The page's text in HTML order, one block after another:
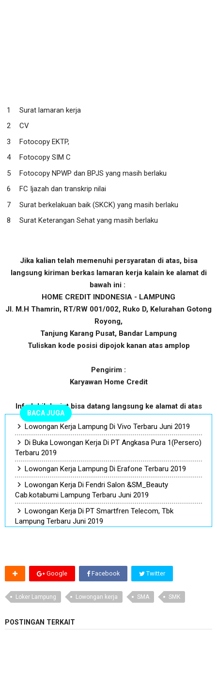
Surat lamaran kerja
CV
Fotocopy EKTP,
Fotocopy SIM C
Fotocopy NPWP dan BPJS yang masih berlaku
FC Ijazah dan transkrip nilai
Surat berkelakuan baik (SKCK) yang masih berlaku
Surat Keterangan Sehat yang masih berlaku
Jika kalian telah memenuhi persyaratan di atas, bisa
langsung kiriman berkas lamaran kerja kalain ke alamat di
bawah ini :
HOME CREDIT INDONESIA - LAMPUNG
Jl. M.H Thamrin, RT/RW 001/002, Ruko D, Kelurahan Gotong
Royong,
Tanjung Karang Pusat, Bandar Lampung
Tuliskan kode posisi dipojok kanan atas amplop
Pengirim :
Karyawan Home Credit
Info lebih lanjut bisa datang langsung ke alamat di atas
BACA JUGA
Lowongan Kerja Lampung Di Vivo Terbaru Juni 2019
Di Buka Lowongan Kerja Di PT Angkasa Pura 1(Persero)
Terbaru 2019
Lowongan Kerja Lampung Di Erafone Terbaru 2019
Lowongan Kerja Di Fendri Salon &SM_Beauty
Cab.kotabumi Lampung Terbaru Juni 2019
Lowongan Kerja Di PT Smartfren Telecom, Tbk
Lampung Terbaru Juni 2019
Google Facebook Twitter
Loker Lampung Lowongan kerja SMA SMK
POSTINGAN TERKAIT